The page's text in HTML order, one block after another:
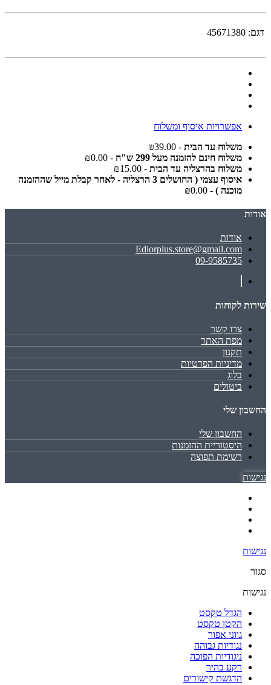
דגם: 45671380
אפשרויות איסוף ומשלוח
משלוח עד הבית - ₪39.00
משלוח חינם להזמנה מעל 299 ש"ח
- ₪0.00
משלוח בהרצליה עד הבית - ₪15.00
איסוף עצמי ( החושלים 3 הרצליה - לאחר קבלת מייל שההזמנה
מוכנה ) - ₪0.00
אודות
אודות
Ediorplus.store@gmail.com
09-9585735
שירות לקוחות
צרו קשר
מפת האתר
תקנון
מדיניות הפרטיות
בלוג
ביטולים
החשבון שלי
החשבון שלי
היסטוריית ההזמנות
רשימת תפוצה
נגישות
נגישות
סגור
נגישות
הגדל טקסט
הקטן טקסט
גווני אפור
נגודיות גבוהה
ניגודיות הפוכה
רקע בהיר
הדגשת קישורים